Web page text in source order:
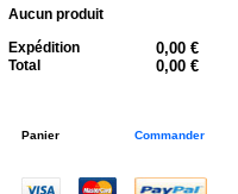
Aucun produit
Expédition
0,00 €
Total 0,00 €
Panier Commander